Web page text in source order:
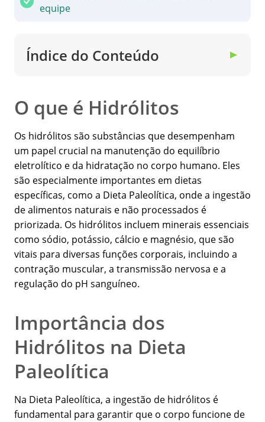
equipe
Índice do Conteúdo ▼
O que é Hidrólitos
Os hidrólitos são substâncias que desempenham
um papel crucial na manutenção do equilíbrio
eletrolítico e da hidratação no corpo humano. Eles
são especialmente importantes em dietas
específicas, como a Dieta Paleolítica, onde a ingestão
de alimentos naturais e não processados é
priorizada. Os hidrólitos incluem minerais essenciais
como sódio, potássio, cálcio e magnésio, que são
vitais para diversas funções corporais, incluindo a
contração muscular, a transmissão nervosa e a
regulação do pH sanguíneo.
Importância dos
Hidrólitos na Dieta
Paleolítica
Na Dieta Paleolítica, a ingestão de hidrólitos é
fundamental para garantir que o corpo funcione de